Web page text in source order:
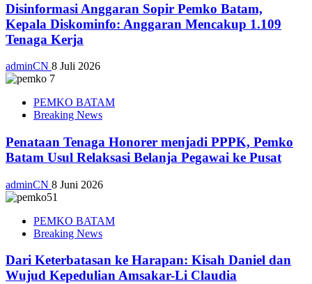
Disinformasi Anggaran Sopir Pemko Batam,
Kepala Diskominfo: Anggaran Mencakup 1.109
Tenaga Kerja
adminCN 8 Juli 2026
PEMKO BATAM
Breaking News
Penataan Tenaga Honorer menjadi PPPK, Pemko
Batam Usul Relaksasi Belanja Pegawai ke Pusat
adminCN 8 Juni 2026
PEMKO BATAM
Breaking News
Dari Keterbatasan ke Harapan: Kisah Daniel dan
Wujud Kepedulian Amsakar-Li Claudia